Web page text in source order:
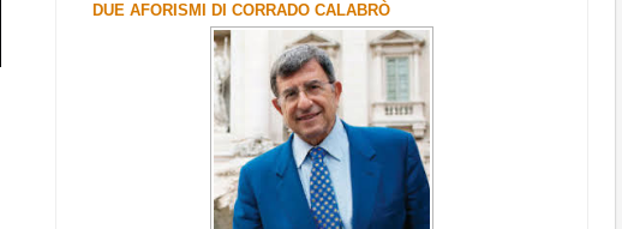
DUE AFORISMI DI CORRADO CALABRÒ